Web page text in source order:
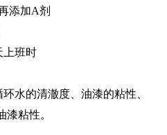
添加A剂
上班时
水的清澈度、油漆的粘性、
粘性。